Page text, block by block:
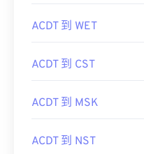
ACDT 到 WET
ACDT 到 CST
ACDT 到 MSK
ACDT 到 NST